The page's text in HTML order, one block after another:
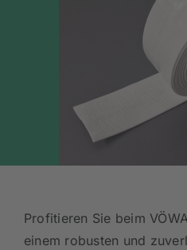
Profitieren Sie beim
einem robusten und